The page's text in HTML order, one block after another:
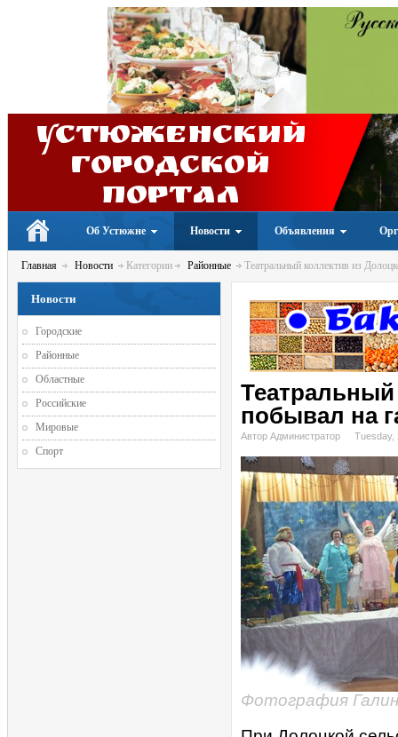
Устюженский
Городской
портал
Об Устюжне Новости Объявления
Главная Новости Категории Районные Театральный коллектив из
побывал на
Автор Администратор Tuesday,
Фотография
Новости
Городские
Районные
Областные
Российские
Мировые
Спорт